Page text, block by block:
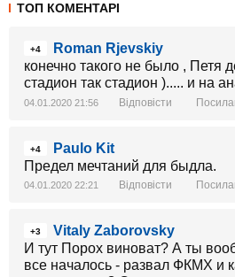
ТОП КОМЕНТАРІ
+4
Roman Rjevskiy
конечно такого не было , Петя
стадион так стадион )..... и на
04.01.2020 21:56 Відповісти
+4
Paulo Kit
Предел мечтаний для быдла.
04.01.2020 22:21 Відповісти
+3
Vitaly Zaborovsky
И тут Порох виноват? А ты
все началось - развал ФКМХ и